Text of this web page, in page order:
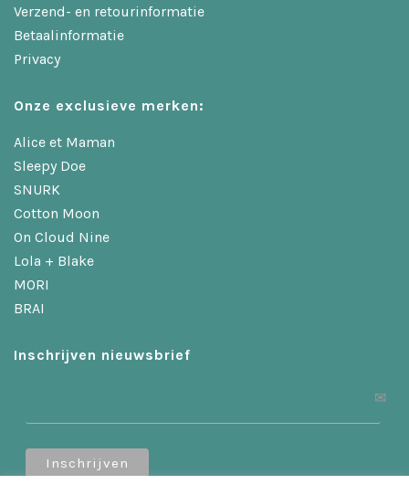
Verzend- en retourinformatie
Betaalinformatie
Privacy
Onze exclusieve merken:
Alice et Maman
Sleepy Doe
SNURK
Cotton Moon
On Cloud Nine
Lola + Blake
MORI
BRAI
Inschrijven nieuwsbrief